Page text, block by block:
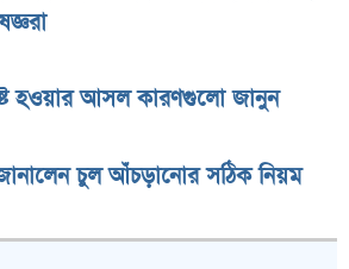
হওয়ার আসল কারণগুলো জানুন
চুল আঁচড়ানোর সঠিক নিয়ম